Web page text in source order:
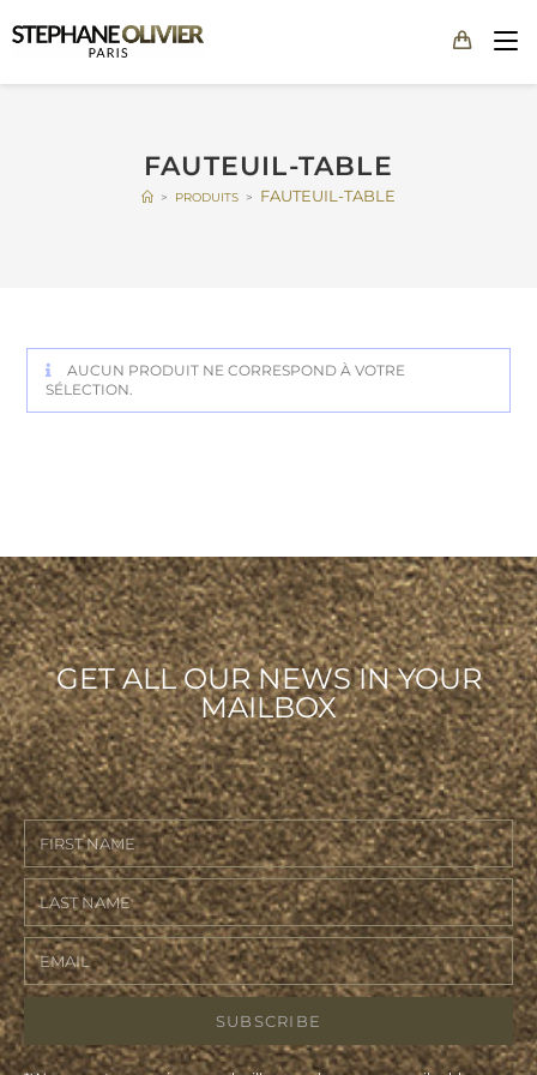
FAUTEUIL-TABLE
> PRODUITS > FAUTEUIL-TABLE
AUCUN PRODUIT NE CORRESPOND À VOTRE
SÉLECTION.
GET ALL OUR NEWS IN YOUR
MAILBOX
SUBSCRIBE